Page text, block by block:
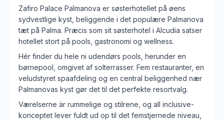
Zafiro Palace Palmanova er søsterhotellet på øens
sydvestlige kyst, beliggende i det populære Palmanova
tæt på Palma. Præcis som sit søsterhotel i Alcudia satser
hotellet stort på pools, gastronomi og wellness.
Hér finder du hele ni udendørs pools, herunder en
børnepool, omgivet af solterrasser. Fem restauranter, en
veludstyret spaafdeling og en central beliggenhed nær
Palmanovas kyst gør det til det perfekte resortvalg.
Værelserne är rummelige og stilrene, og all inclusive-
konceptet lever fuldt ud op til det femstjernede niveau,